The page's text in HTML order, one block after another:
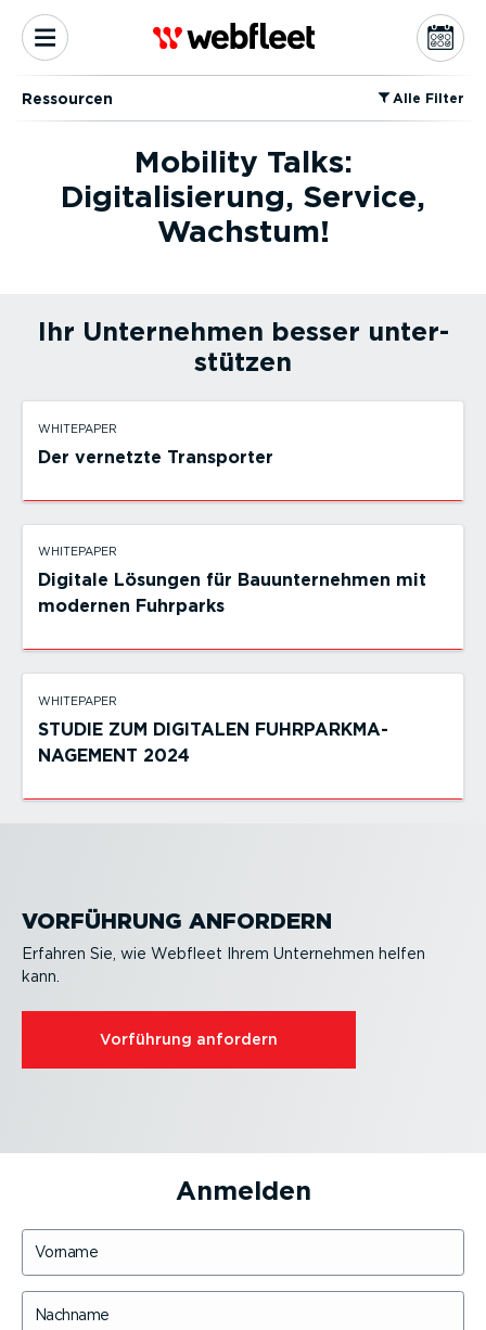
Ressourcen ⁠Alle Filter
Mobility Talks:
Digitalisierung, Service,
Wachstum!
Ihr Unternehmen besser unter­
stützen
WHITEPAPER
Der vernetzte Transporter
WHITEPAPER
Digitale Lösungen für Bauunternehmen mit
modernen Fuhrparks
WHITEPAPER
STUDIE ZUM DIGITALEN FUHRPARK­MA­
NAGEMENT 2024
VORFÜHRUNG ANFORDERN
Erfahren Sie, wie Webfleet Ihrem Unternehmen helfen
kann.
Vorführung anfordern
Anmelden
Vorname
Nachname